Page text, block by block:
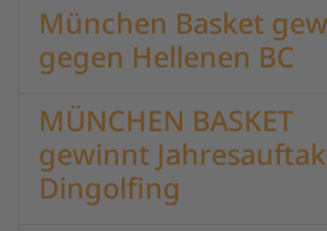
München Basket
gegen Hellenen BC
MÜNCHEN BASKET
gewinnt
Dingolfing